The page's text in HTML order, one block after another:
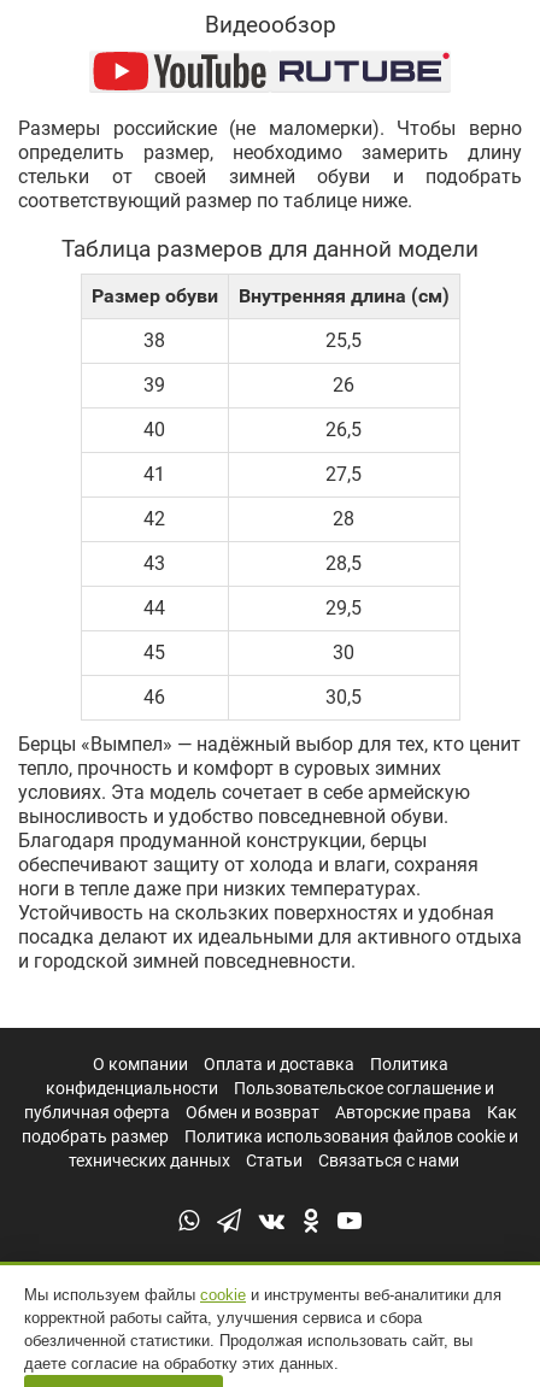
Видеообзор
Размеры российские (не маломерки). Чтобы верно
определить размер, необходимо замерить длину
стельки от своей зимней обуви и подобрать
соответствующий размер по таблице ниже.
Таблица размеров для данной модели
Размер обуви
Внутренняя длина (см)
38
25,5
39
26
40
26,5
41
27,5
42
28
43
28,5
44
29,5
45
30
46
30,5
Берцы «Вымпел» — надёжный выбор для тех, кто ценит
тепло, прочность и комфорт в суровых зимних
условиях. Эта модель сочетает в себе армейскую
выносливость и удобство повседневной обуви.
Благодаря продуманной конструкции, берцы
обеспечивают защиту от холода и влаги, сохраняя
ноги в тепле даже при низких температурах.
Устойчивость на скользких поверхностях и удобная
посадка делают их идеальными для активного отдыха
и городской зимней повседневности.
О компании Оплата и доставка
Политика
конфиденциальности
Пользовательское соглашение и
публичная оферта
Обмен и возврат Авторские права
Как
подобрать размер
Политика использования файлов cookie и
технических данных
Статьи Связаться с нами
Мы используем файлы cookie и инструменты веб-аналитики для
корректной работы сайта, улучшения сервиса и сбора
обезличенной статистики. Продолжая использовать сайт, вы
даете согласие на обработку этих данных.